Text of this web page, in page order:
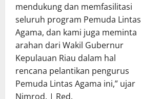
mendukung dan memfasilitasi
seluruh program Pemuda Lintas
Agama, dan kami juga meminta
arahan dari Wakil Gubernur
Kepulauan Riau dalam hal
rencana pelantikan pengurus
Pemuda Lintas Agama ini,” ujar
Nimrod. | Red.